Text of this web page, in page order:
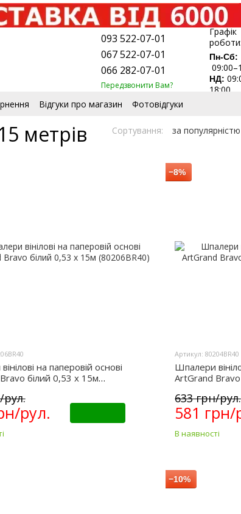
093 522-07-01
067 522-07-01
066 282-07-01
Передзвонити Вам?
Графік
роботи:
Пн-Сб:
НД:
18:00
Відгуки про магазин
Фотовідгуки
метрів Сортування: за популярністю
на паперовій основі
білий 0,53 х 15м
рул.
рул.
−8%
Артикул: 80204BR40
Шпалери
ArtGrand
633 грн/рул.
581 грн/
В наявності
−10%